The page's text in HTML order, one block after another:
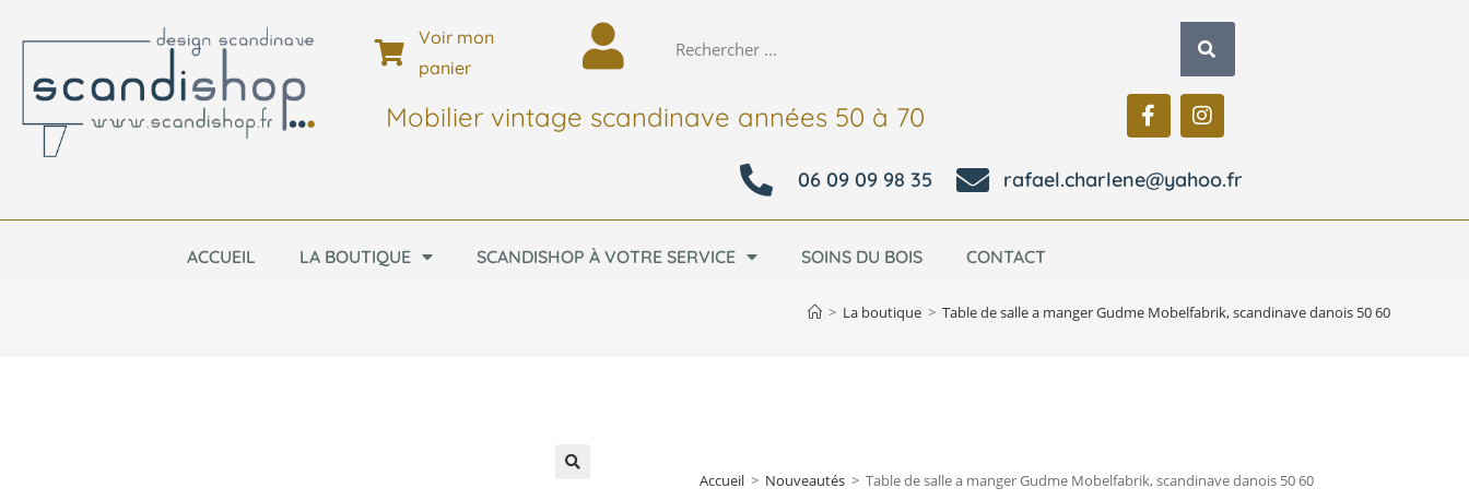
Voir mon
panier
Mobilier vintage scandinave années 50 à 70
06 09 09 98 35 rafael.charlene@yahoo.fr
ACCUEIL LA BOUTIQUE SCANDISHOP À VOTRE SERVICE SOINS DU BOIS CONTACT
> La boutique > Table de salle a manger Gudme Mobelfabrik, scandinave danois 50 60
Accueil > Nouveautés > Table de salle a manger Gudme Mobelfabrik, scandinave danois 50 60